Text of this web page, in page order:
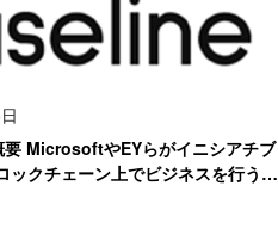
MicrosoftやEYらがイニシアチブ
ックチェーン上でビジネスを行うた